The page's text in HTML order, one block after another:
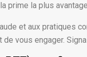
prime la plus
et aux pratiques
vous engager.